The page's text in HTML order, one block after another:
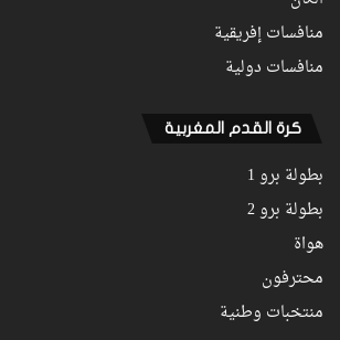
منافسات إفريقية
منافسات دولية
كرة القدم المغربية
بطولة برو 1
بطولة برو 2
هواة
محترفون
منتخبات وطنية